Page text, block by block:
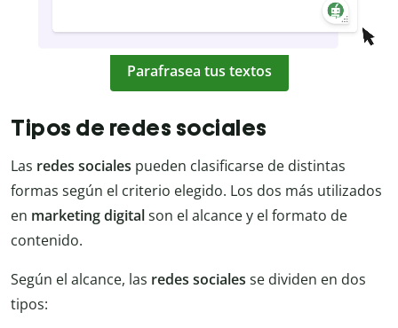
Parafrasea tus textos
Tipos de redes sociales
Las redes sociales pueden clasificarse de distintas
formas según el criterio elegido. Los dos más utilizados
en marketing digitalson el alcance y el formato de
contenido.
Según el alcance, las redes sociales se dividen en dos
tipos: